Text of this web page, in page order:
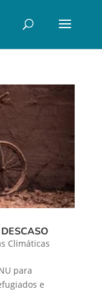
Climáticas
para
e